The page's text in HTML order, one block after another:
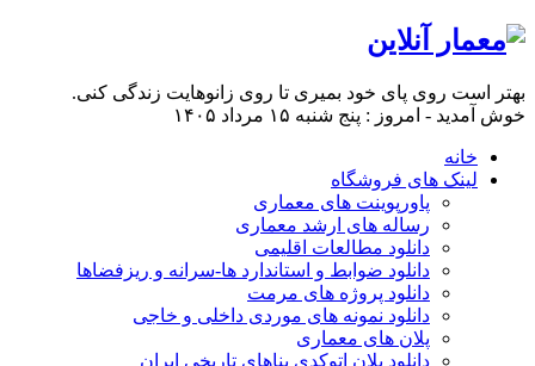
بهتر است روی پای خود بمیری تا روی زانو‌هایت زندگی کنی.
خوش آمدید - امروز : پنج شنبه ۱۵ مرداد ۱۴۰۵
خانه
لینک های فروشگاه
پاورپوینت های معماری
رساله های ارشد معماری
دانلود مطالعات اقلیمی
دانلود ضوابط و استاندارد ها-سرانه و ریزفضاها
دانلود پروژه های مرمت
دانلود نمونه های موردی داخلی و خاجی
پلان های معماری
دانلود پلان اتوکدی بناهای تاریخی ایران